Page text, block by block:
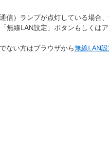
信）ランプが点灯している場合
無線LAN設定」ボタンもしくは
ない方はブラウザから無線LAN